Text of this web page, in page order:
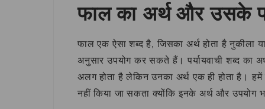
फाल का अर्थ और उसके
फाल एक ऐसा शब्द है, जिसका अर्थ होता है नुकीला
अनुसार उपयोग कर सकते हैं। पर्यायवाची शब्द का
अलग होता है लेकिन उनका अर्थ एक ही होता है।
नहीं किया जा सकता क्योंकि इनके अर्थ और